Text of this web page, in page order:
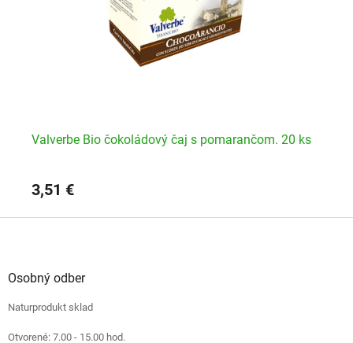
Valverbe Bio čokoládový čaj s pomarančom. 20 ks
3,51 €
Osobný odber
Naturprodukt sklad
Otvorené: 7.00 - 15.00 hod.